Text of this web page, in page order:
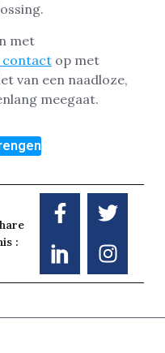
met
contact op met
van een naadloze,
meegaat.
: